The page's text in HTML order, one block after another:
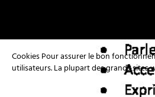
Cookies Pour assurer le bon
utilisateurs. La plupart des grands sites